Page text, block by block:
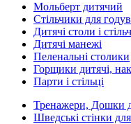
Мольберт дитячий
Стільчики для
Дитячі столи і
Дитячі манежі
Пеленальні столики
Горщики дитячі,
Парти і стільці
Тренажери, Дошки
Шведські стінки для